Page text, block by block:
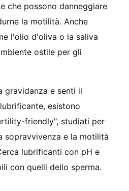
che possono danneggiare
la motilità. Anche
l'olio d'oliva o la saliva
ostile per gli
gravidanza e senti il
esistono
friendly", studiati per
sopravvivenza e la motilità
lubrificanti con pH e
con quelli dello sperma.